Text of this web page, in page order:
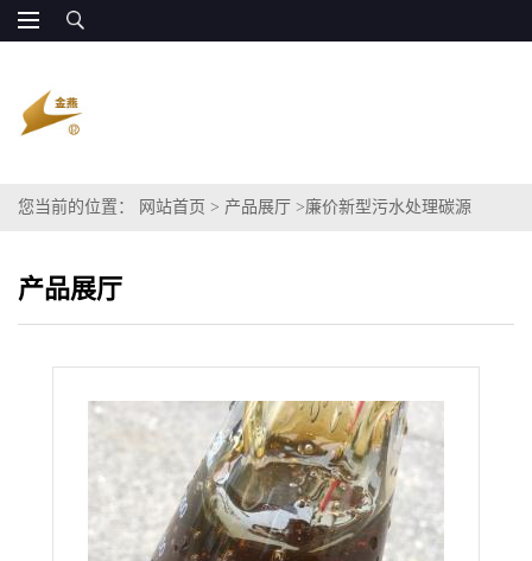
您当前的位置： 网站首页 > 产品展厅 >廉价新型污水处理碳源
产品展厅